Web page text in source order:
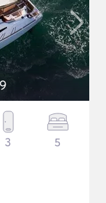
3 5